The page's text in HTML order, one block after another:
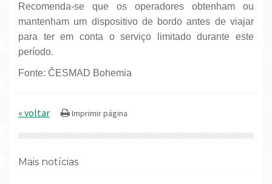
Recomenda-se que os operadores obtenham ou
mantenham um dispositivo de bordo antes de viajar
para ter em conta o serviço limitado durante este
período.
Fonte: ČESMAD Bohemia
« voltar
Mais notícias